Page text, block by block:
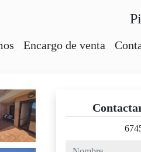
Encargo de venta
nombre